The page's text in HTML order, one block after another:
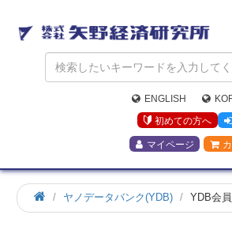
矢
野
経
済
研
究
所
ENGLISH
初めての方へ
マイページ
ホ
ー
ヤノデータバンク(YDB) YDB会